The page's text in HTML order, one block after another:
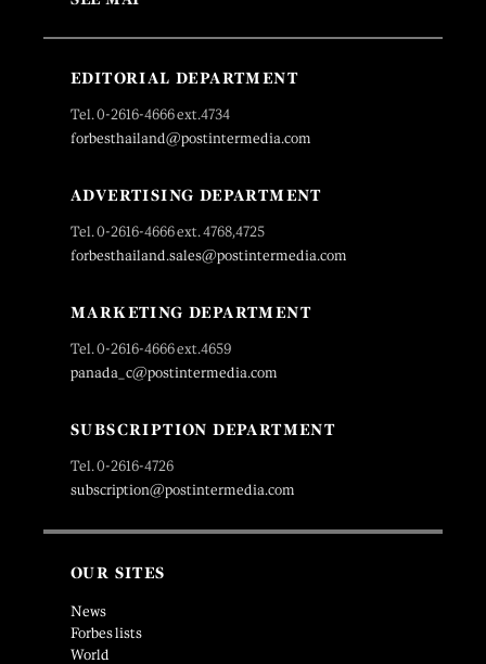
EDITORIAL DEPARTMENT
Tel. 0-2616-4666 ext.4734
forbesthailand@postintermedia.com
ADVERTISING DEPARTMENT
Tel. 0-2616-4666 ext. 4768,4725
forbesthailand.sales@postintermedia.com
MARKETING DEPARTMENT
Tel. 0-2616-4666 ext.4659
panada_c@postintermedia.com
SUBSCRIPTION DEPARTMENT
Tel. 0-2616-4726
subscription@postintermedia.com
OUR SITES
News
Forbes lists
World